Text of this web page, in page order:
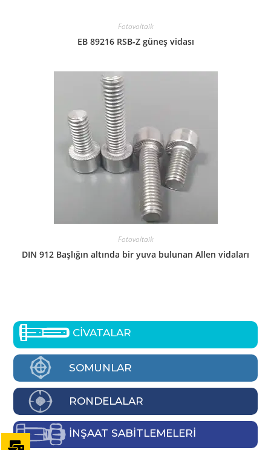
Fotovoltaik
EB 89216 RSB-Z güneş vidası
Fotovoltaik
DIN 912 Başlığın altında bir yuva bulunan Allen vidaları
CİVATALAR
SOMUNLAR
RONDELALAR
İNŞAAT SABİTLEMELERİ